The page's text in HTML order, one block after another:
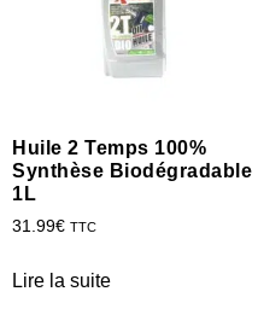
Huile 2 Temps 100%
Synthèse Biodégradable
1L
31.99€ TTC
Lire la suite